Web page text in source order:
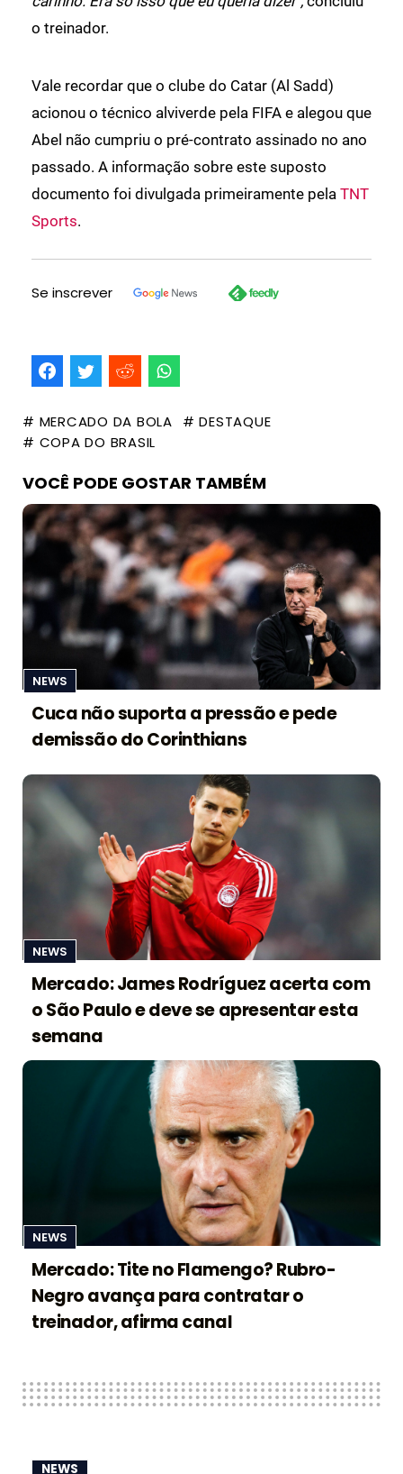
o treinador.
Vale recordar que o clube do Catar (Al Sadd)
acionou o técnico alviverde pela FIFA e alegou que
Abel não cumpriu o pré-contrato assinado no ano
passado. A informação sobre este suposto
documento foi divulgada primeiramente pela TNT
Sports.
Se inscrever
# MERCADO DA BOLA
# DESTAQUE
# COPA DO BRASIL
VOCÊ PODE GOSTAR TAMBÉM
NEWS
Cuca não suporta a pressão e pede
demissão do Corinthians
NEWS
Mercado: James Rodríguez acerta com
o São Paulo e deve se apresentar esta
semana
NEWS
Mercado: Tite no Flamengo? Rubro-
Negro avança para contratar o
treinador, afirma canal
NEWS